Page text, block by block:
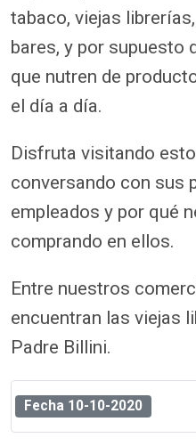
tabaco, viejas
bares, y por supuesto
que nutren de
el día a día.
Disfruta visitando
conversando con sus
empleados y por qué
comprando en ellos.
Entre nuestros
encuentran las viejas
Padre Billini.
Fecha 10-10-2020